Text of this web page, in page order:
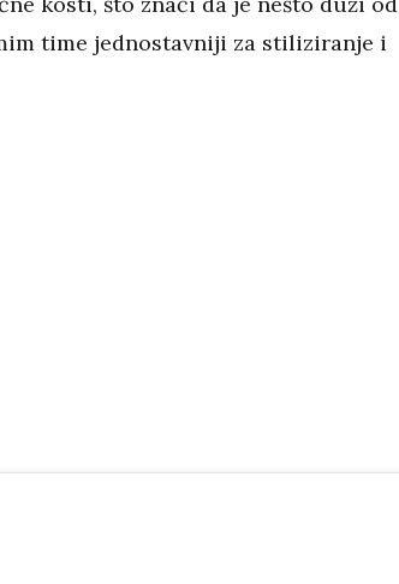
time jednostavniji za stiliziranje i